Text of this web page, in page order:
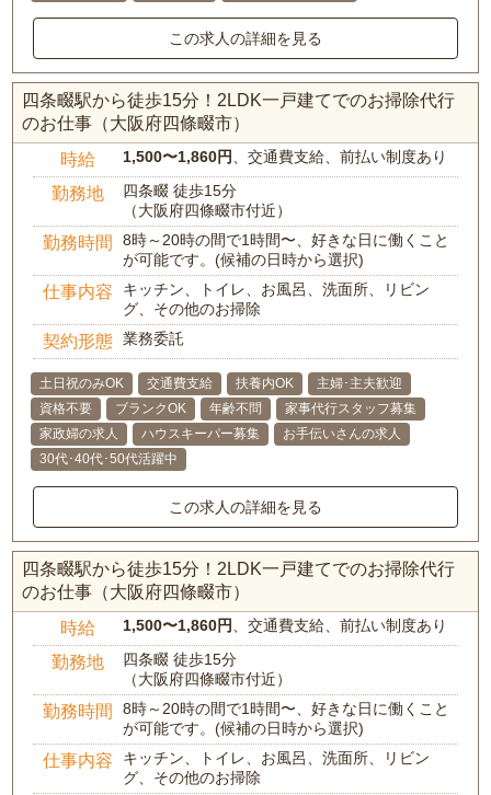
この求人の詳細を見る
四条畷駅から徒歩15分！2LDK一戸建てでのお掃除代行
のお仕事（大阪府四條畷市）
時給 1,500〜1,860円、交通費支給、前払い制度あり
勤務地
四条畷 徒歩15分
（大阪府四條畷市付近）
勤務時間
8時～20時の間で1時間〜、好きな日に働くこと
が可能です。(候補の日時から選択)
仕事内容
キッチン、トイレ、お風呂、洗面所、リビン
グ、その他のお掃除
契約形態 業務委託
土日祝のみOK 交通費支給 扶養内OK
主婦･主夫歓迎
資格不要
ブランクOK 年齢不問
家事代行スタッフ募集
家政婦の求人
ハウスキーパー募集
お手伝いさんの求人
30代･40代･50代活躍中
この求人の詳細を見る
四条畷駅から徒歩15分！2LDK一戸建てでのお掃除代行
のお仕事（大阪府四條畷市）
時給 1,500〜1,860円、交通費支給、前払い制度あり
勤務地
四条畷 徒歩15分
（大阪府四條畷市付近）
勤務時間
8時～20時の間で1時間〜、好きな日に働くこと
が可能です。(候補の日時から選択)
仕事内容
キッチン、トイレ、お風呂、洗面所、リビン
グ、その他のお掃除